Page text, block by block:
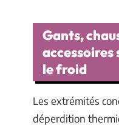
Gants,
le froid
Les extrémités
déperdition